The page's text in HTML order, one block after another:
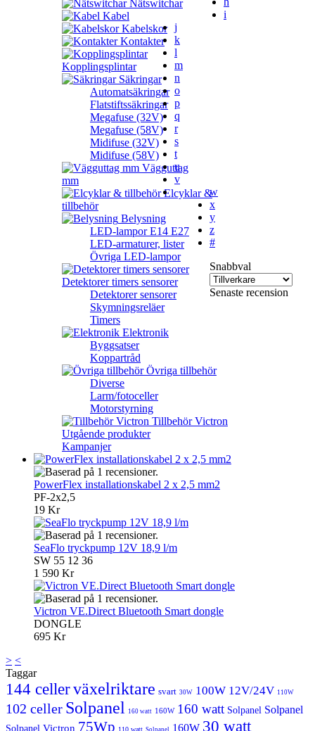
Nätswitchar
Kabel
Kabelskor
Kontakter
Kopplingsplintar
Säkringar
Automatsäkringar
Flatstiftssäkringar
Megafuse (32V)
Megafuse (58V)
Midifuse (32V)
Midifuse (58V)
Vägguttag
mm
Elcyklar &
tillbehör
Belysning
LED-lampor E14 E27
LED-armaturer, lister
Övriga LED-lampor
Detektorer timers sensorer
Detektorer sensorer
Skymningsreläer
Timers
Elektronik
Byggsatser
Koppartråd
Övriga tillbehör
Diverse
Larm/fotoceller
Motorstyrning
Tillbehör Victron
Utgående produkter
Kampanjer
i
j
k
l
m
n
o
p
q
r
s
t
u
v
w
x
y
z
#
Snabbval
Senaste recension
PowerFlex installationskabel 2 x 2,5 mm2
PF-2x2,5
19 Kr
SeaFlo tryckpump 12V 18,9 l/m
SW 55 12 36
1 590 Kr
Victron VE.Direct Bluetooth Smart dongle
DONGLE
695 Kr
> <
Taggar
144 cellerväxelriktare svart 30W 100W 12V/24V 110W
102 celler Solpanel 160 watt 160W 160 watt Solpanel Solpanel
Solpanel Victron 75Wp 110 watt Solpanel 160W 30 watt